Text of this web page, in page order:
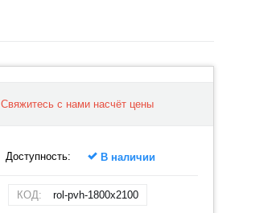
Свяжитесь с нами насчёт цены
Доступность: В наличии
КОД: rol-pvh-1800x2100